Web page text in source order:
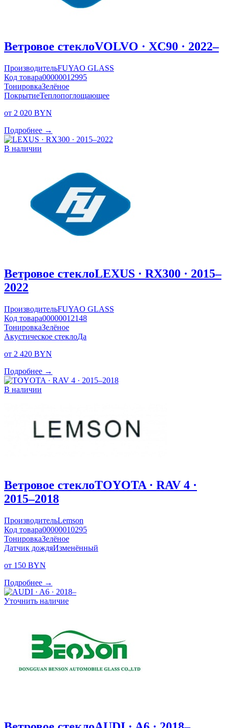
Ветровое стеклоVOLVO · XC90 · 2022–
ПроизводительFUYAO GLASS
Код товара00000012995
ТонировкаЗелёное
ПокрытиеТеплопоглощающее
от 2 020 BYN
Подробнее →
В наличии
Ветровое стеклоLEXUS · RX300 · 2015–
2022
ПроизводительFUYAO GLASS
Код товара00000012148
ТонировкаЗелёное
Акустическое стеклоДа
от 2 420 BYN
Подробнее →
В наличии
Ветровое стеклоTOYOTA · RAV 4 ·
2015–2018
ПроизводительLemson
Код товара00000010295
ТонировкаЗелёное
Датчик дождяИзменённый
от 150 BYN
Подробнее →
Уточнить наличие